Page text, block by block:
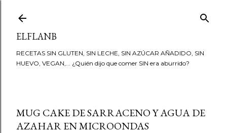
ELFLANB
RECETAS SIN GLUTEN, SIN LECHE, SIN AZÚCAR AÑADIDO, SIN
HUEVO, VEGAN,... ¿Quién dijo que comer SIN era aburrido?
MUG CAKE DE SARRACENO Y AGUA DE
AZAHAR EN MICROONDAS